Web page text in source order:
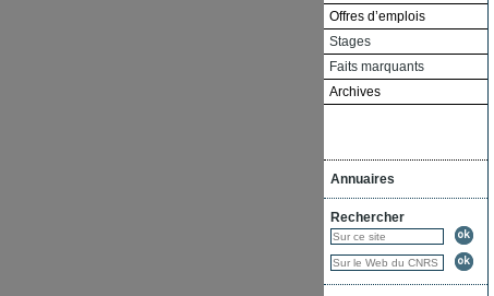
Offres d’emplois
Stages
Faits marquants
Archives
Annuaires
Rechercher